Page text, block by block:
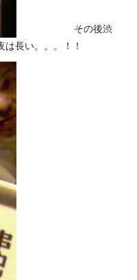
その後渋
長い。。。！！